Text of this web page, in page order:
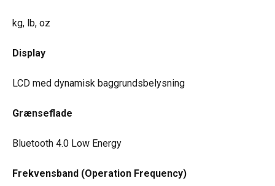
kg, lb, oz
Display
LCD med dynamisk baggrundsbelysning
Grænseflade
Bluetooth 4.0 Low Energy
Frekvensband (Operation Frequency)